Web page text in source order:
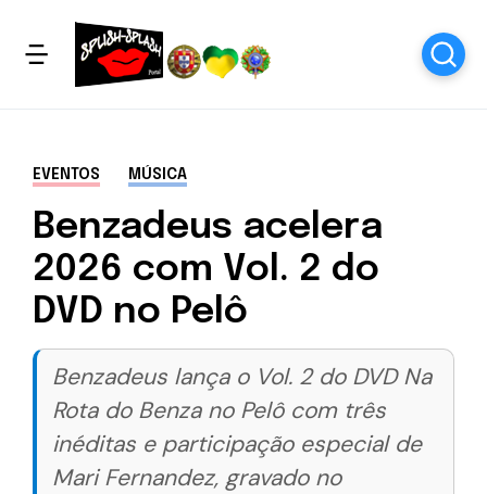
EVENTOS MÚSICA
Benzadeus acelera
2026 com Vol. 2 do
DVD no Pelô
Benzadeus lança o Vol. 2 do DVD Na
Rota do Benza no Pelô com três
inéditas e participação especial de
Mari Fernandez, gravado no